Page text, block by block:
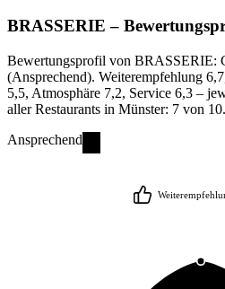
BRASSERIE –
Bewertungsprofil von BRASSERIE:
(Ansprechend). Weiterempfehlung
5,5, Atmosphäre 7,2, Service 6,3 –
aller Restaurants in Münster: 7 von 10.
Ansprechend